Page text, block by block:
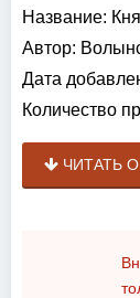
Название:
Автор:
Дата
Количество
ЧИТАТЬ